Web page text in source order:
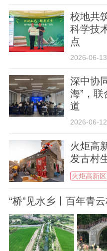
校地共
科学技
点
2026-06-13
深中协
海”，
道
2026-06-12
火炬高
发古村
火炬高新区
“桥”见水乡丨百年青